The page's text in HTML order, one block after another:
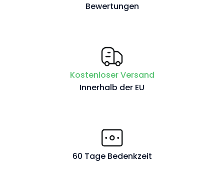
Bewertungen
Kostenloser Versand
Innerhalb der EU
60 Tage Bedenkzeit